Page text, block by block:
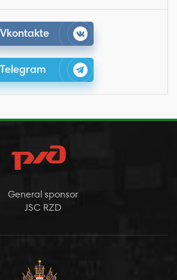
Vkontakte
Telegram
General sponsor
JSC RZD